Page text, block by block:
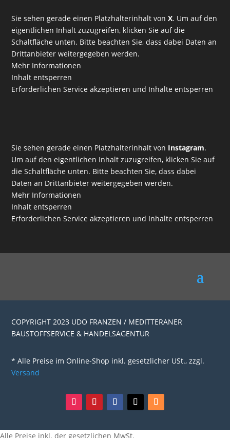
Sie sehen gerade einen Platzhalterinhalt vonX. Um auf den
eigentlichen Inhalt zuzugreifen, klicken Sie auf die
Schaltfläche unten. Bitte beachten Sie, dass dabei Daten an
Drittanbieter weitergegeben werden.
Mehr Informationen
Inhalt entsperren
Erforderlichen Service akzeptieren und Inhalte entsperren
Sie sehen gerade einen Platzhalterinhalt von Instagram.
Um auf den eigentlichen Inhalt zuzugreifen, klicken Sie auf
die Schaltfläche unten. Bitte beachten Sie, dass dabei
Daten an Drittanbieter weitergegeben werden.
Mehr Informationen
Inhalt entsperren
Erforderlichen Service akzeptieren und Inhalte entsperren
COPYRIGHT 2023 UDO FRANZEN / MEDITTERANER
BAUSTOFFSERVICE & HANDELSAGENTUR
* Alle Preise im Online-Shop inkl. gesetzlicher USt., zzgl.
Versand
Alle Preise inkl. der gesetzlichen MwSt.